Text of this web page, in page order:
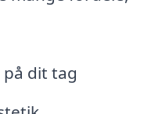
dit tag